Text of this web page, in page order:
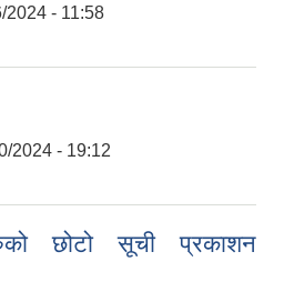
2024 - 11:58
2024 - 19:12
छोटो सूची प्रकाशन